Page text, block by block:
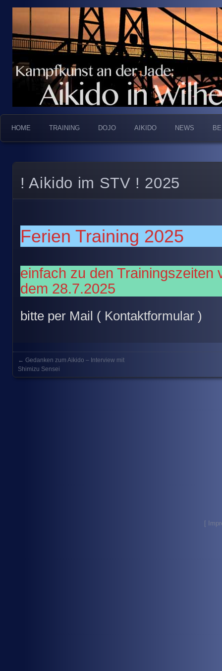
Aikido in
Kampfkunst an der Jade
HOME TRAINING DOJO AIKIDO NEWS
! Aikido im STV ! 2025
Ferien Training 2025
einfach zu den Trainingszeiten
dem 28.7.2025
bitte per Mail ( Kontaktformular )
Posts navigation
← Gedanken zum Aikido – Interview mit
Shimizu Sensei
[